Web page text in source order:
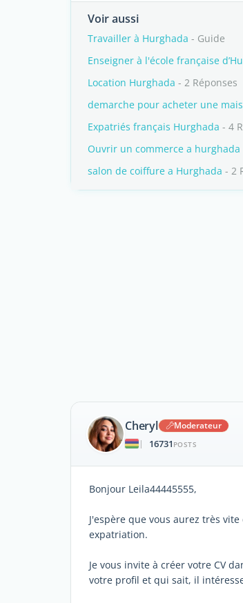
Voir aussi
Travailler à Hurghada - Guide
Enseigner à l'école française
Location Hurghada - 2 Réponses
demarche pour acheter une
Expatriés français Hurghada - 4
Ouvrir un commerce a hurghada
salon de coiffure a Hurghada - 2
Cheryl
Moderateur
|
16731 POSTS
Bonjour Leila44445555,
J'espère que vous aurez très
expatriation.
Je vous invite à créer votre CV
votre profil et qui sait, il